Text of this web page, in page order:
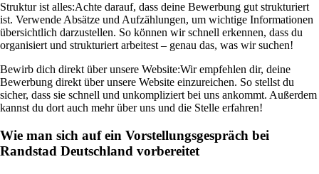
Struktur ist alles:Achte darauf, dass deine Bewerbung gut strukturiert
ist. Verwende Absätze und Aufzählungen, um wichtige Informationen
übersichtlich darzustellen. So können wir schnell erkennen, dass du
organisiert und strukturiert arbeitest – genau das, was wir suchen!
Bewirb dich direkt über unsere Website:Wir empfehlen dir, deine
Bewerbung direkt über unsere Website einzureichen. So stellst du
sicher, dass sie schnell und unkompliziert bei uns ankommt. Außerdem
kannst du dort auch mehr über uns und die Stelle erfahren!
Wie man sich auf ein Vorstellungsgespräch bei
Randstad Deutschland vorbereitet